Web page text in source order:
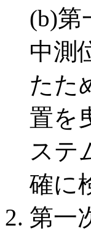
(b)第
中測
たた
置を
ステ
確に
第一